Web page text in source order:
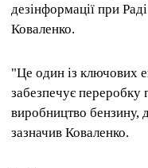
дезінформації при
Коваленко.
"Це один із ключових
забезпечує переробку
виробництво бензину,
зазначив Коваленко.